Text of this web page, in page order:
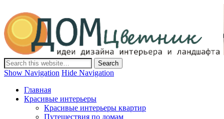
Дом-Цветник
Дизайн интерьера и ландшафта, декор и обустройство дома.
Идеи со всего мира.
Show Navigation Hide Navigation
Главная
Красивые интерьеры
Красивые интерьеры квартир
Путешествия по домам